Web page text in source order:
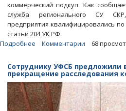
коммерческий подкуп. Как
служба регионального СУ
предприятия квалифицировались по
статьи 204 УК РФ.
Подробнее
оштрафовал
коррумпированного
начальника
из
«Саратовводоканала»
Комментарии 68
Сотруднику УФСБ предложили
прекращение расследования